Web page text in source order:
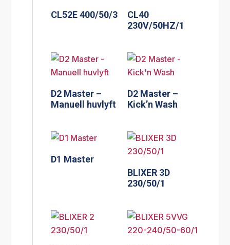
CL52E 400/50/3
CL40
230V/50HZ/1
D2 Master –
Manuell huvlyft
D2 Master –
Kick’n Wash
D1 Master
BLIXER 3D
230/50/1